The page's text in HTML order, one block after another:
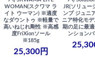
WOMAN(スクワマ ラ
イト ウーマン) ※適度
なダウントゥ ※軽量で
高いねじれ剛性 ※高感
度FriXionソール
※185g
25,300円
JR(ソリュー
ンプ ジュニ
ニア特化モ
期の足に最
ンション